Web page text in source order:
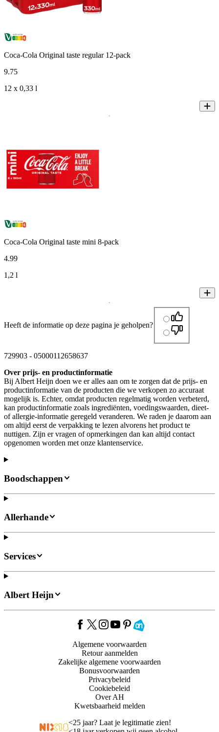
Coca-Cola Original taste regular 12-pack
9.75
12 x 0,33 l
Coca-Cola Original taste mini 8-pack
4.99
1,2 l
Heeft de informatie op deze pagina je geholpen?
729903 - 05000112658637
Over prijs- en productinformatie
Bij Albert Heijn doen we er alles aan om te zorgen dat de prijs- en
productinformatie van de producten die we verkopen zo accuraat
mogelijk is. Echter, omdat producten regelmatig worden verbeterd,
kan productinformatie zoals ingrediënten, voedingswaarden, dieet-
of allergie-informatie geregeld veranderen. We raden je daarom aan
om altijd eerst de verpakking te lezen alvorens het product te
nuttigen. Zijn er vragen of opmerkingen dan kan altijd contact
opgenomen worden met onze klantenservice.
Boodschappen
Allerhande
Services
Albert Heijn
Algemene voorwaarden
Retour aanmelden
Zakelijke algemene voorwaarden
Bonusvoorwaarden
Privacybeleid
Cookiebeleid
Over AH
Kwetsbaarheid melden
<25 jaar? Laat je legitimatie zien!